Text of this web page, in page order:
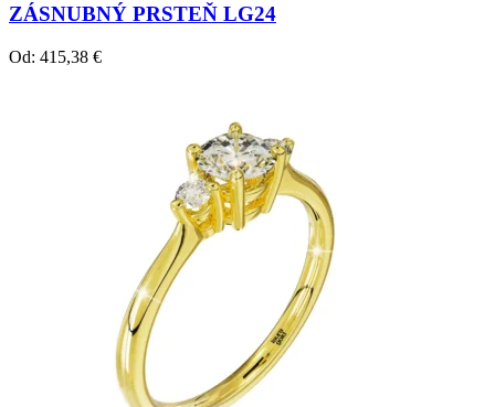
ZÁSNUBNÝ PRSTEŇ LG24
Od: 415,38 €